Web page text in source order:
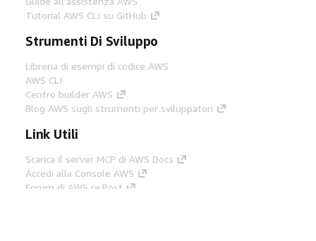
Tutorial AWS CLI su GitHub
Strumenti Di Sviluppo
Libreria di esempi di codice AWS
AWS CLI
Centro builder AWS
Blog AWS sugli strumenti per sviluppatori
Link Utili
Scarica il server MCP di AWS Docs
Accedi alla Console AWS
Forum di AWS re:Post